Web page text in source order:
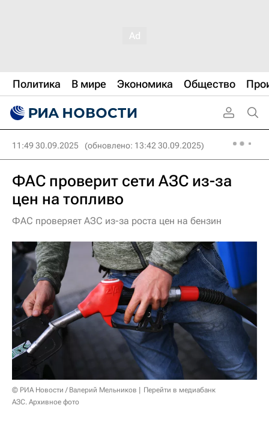
Политика В мире Экономика Общество
11:49 30.09.2025 (обновлено: 13:42 30.09.2025)
ФАС проверит сети АЗС из-за
цен на топливо
ФАС проверяет АЗС из-за роста цен на бензин
© РИА Новости / Валерий Мельников
Перейти в медиабанк
АЗС. Архивное фото